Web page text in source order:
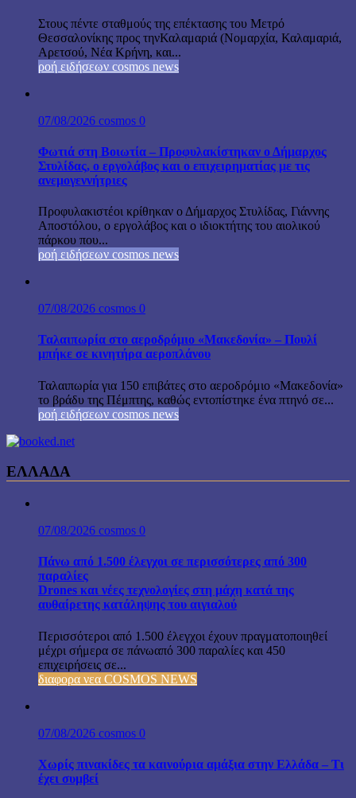
Στους πέντε σταθμούς της επέκτασης του Μετρό
Θεσσαλονίκης προς τηνΚαλαμαριά (Νομαρχία, Καλαμαριά,
Αρετσού, Νέα Κρήνη, και...
ροή ειδήσεων cosmos news
07/08/2026 cosmos 0
Φωτιά στη Βοιωτία – Προφυλακίστηκαν ο Δήμαρχος
Στυλίδας, ο εργολάβος και ο επιχειρηματίας με τις
ανεμογεννήτριες
Προφυλακιστέοι κρίθηκαν ο Δήμαρχος Στυλίδας, Γιάννης
Αποστόλου, ο εργολάβος και ο ιδιοκτήτης του αιολικού
πάρκου που...
ροή ειδήσεων cosmos news
07/08/2026 cosmos 0
Ταλαιπωρία στο αεροδρόμιο «Μακεδονία» – Πουλί
μπήκε σε κινητήρα αεροπλάνου
Ταλαιπωρία για 150 επιβάτες στο αεροδρόμιο «Μακεδονία»
το βράδυ της Πέμπτης, καθώς εντοπίστηκε ένα πτηνό σε...
ροή ειδήσεων cosmos news
ΕΛΛΑΔΑ
07/08/2026 cosmos 0
Πάνω από 1.500 έλεγχοι σε περισσότερες από 300
παραλίες
Drones και νέες τεχνολογίες στη μάχη κατά της
αυθαίρετης κατάληψης του αιγιαλού
Περισσότεροι από 1.500 έλεγχοι έχουν πραγματοποιηθεί
μέχρι σήμερα σε πάνωαπό 300 παραλίες και 450
επιχειρήσεις σε...
διαφορα νεα COSMOS NEWS
07/08/2026 cosmos 0
Χωρίς πινακίδες τα καινούρια αμάξια στην Ελλάδα – Τι
έχει συμβεί